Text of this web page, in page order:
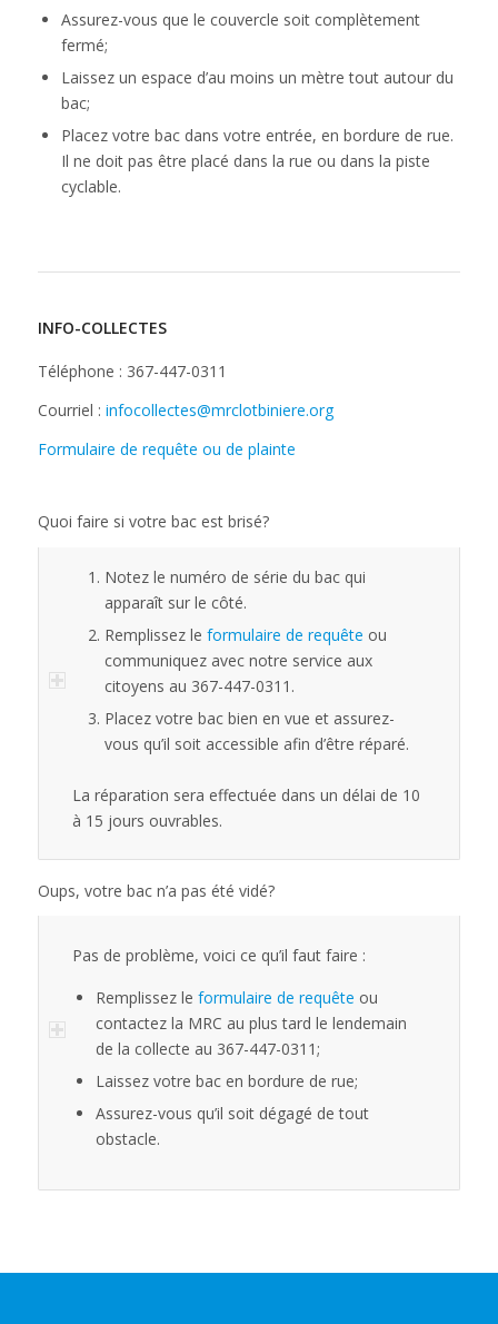
Assurez-vous que le couvercle soit complètement
fermé;
Laissez un espace d’au moins un mètre tout autour du
bac;
Placez votre bac dans votre entrée, en bordure de rue.
Il ne doit pas être placé dans la rue ou dans la piste
cyclable.
INFO-COLLECTES
Téléphone : 367-447-0311
Courriel : infocollectes@mrclotbiniere.org
Formulaire de requête ou de plainte
Quoi faire si votre bac est brisé?
Notez le numéro de série du bac qui
apparaît sur le côté.
Remplissez le formulaire de requête ou
communiquez avec notre service aux
citoyens au 367-447-0311.
Placez votre bac bien en vue et assurez-
vous qu’il soit accessible afin d’être réparé.
La réparation sera effectuée dans un délai de 10
à 15 jours ouvrables.
Oups, votre bac n’a pas été vidé?
Pas de problème, voici ce qu’il faut faire :
Remplissez le formulaire de requête ou
contactez la MRC au plus tard le lendemain
de la collecte au 367-447-0311;
Laissez votre bac en bordure de rue;
Assurez-vous qu’il soit dégagé de tout
obstacle.